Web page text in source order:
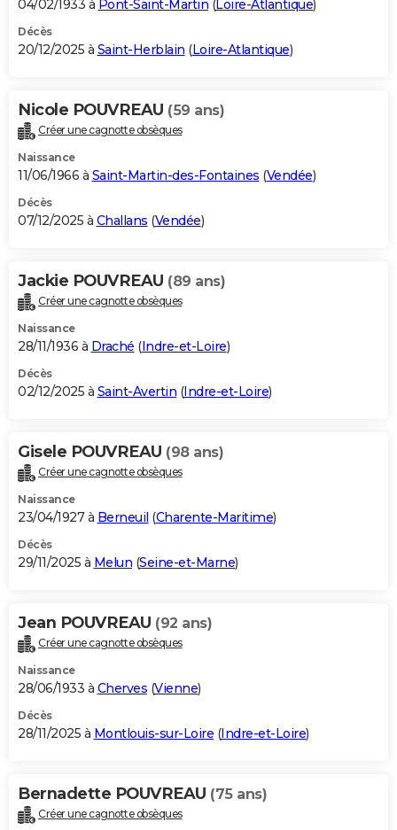
04/02/1933 à Pont-Saint-Martin (Loire-Atlantique)
Décès
20/12/2025 à Saint-Herblain (Loire-Atlantique)
Nicole POUVREAU (59 ans)
Créer une cagnotte obsèques
Naissance
11/06/1966 à Saint-Martin-des-Fontaines (Vendée)
Décès
07/12/2025 à Challans (Vendée)
Jackie POUVREAU (89 ans)
Créer une cagnotte obsèques
Naissance
28/11/1936 à Draché (Indre-et-Loire)
Décès
02/12/2025 à Saint-Avertin (Indre-et-Loire)
Gisele POUVREAU (98 ans)
Créer une cagnotte obsèques
Naissance
23/04/1927 à Berneuil (Charente-Maritime)
Décès
29/11/2025 à Melun (Seine-et-Marne)
Jean POUVREAU (92 ans)
Créer une cagnotte obsèques
Naissance
28/06/1933 à Cherves (Vienne)
Décès
28/11/2025 à Montlouis-sur-Loire (Indre-et-Loire)
Bernadette POUVREAU (75 ans)
Créer une cagnotte obsèques